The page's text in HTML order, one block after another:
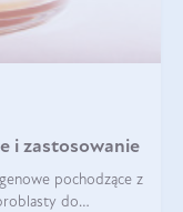
i zastosowanie
pochodzące z